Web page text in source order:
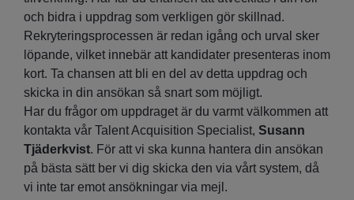
och bidra i uppdrag som verkligen gör skillnad.
Rekryteringsprocessen är redan igång och urval sker
löpande, vilket innebär att kandidater presenteras inom
kort. Ta chansen att bli en del av detta uppdrag och
skicka in din ansökan så snart som möjligt.
Har du frågor om uppdraget är du varmt välkommen att
kontakta vår Talent Acquisition Specialist, Susann
Tjäderkvist. För att vi ska kunna hantera din ansökan
på bästa sätt ber vi dig skicka den via vårt system, då
vi inte tar emot ansökningar via mejl.